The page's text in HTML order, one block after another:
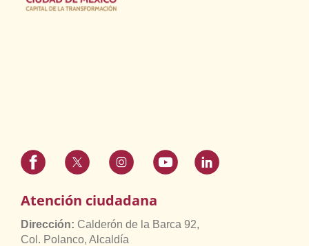
Atención ciudadana
Dirección: Calderón de la Barca 92,
Col. Polanco, Alcaldía